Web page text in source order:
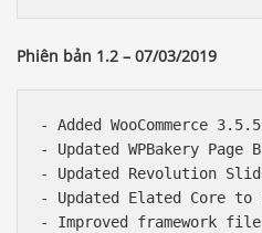
Phiên bản 1.2 – 07/03/2019
- Added WooCommerce
- Updated WPBakery
- Updated Revolution
- Updated Elated Core to